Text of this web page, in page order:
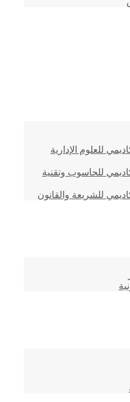
للعلوم الإدارية
للحاسوب وتقنية
للشريعة والقانون